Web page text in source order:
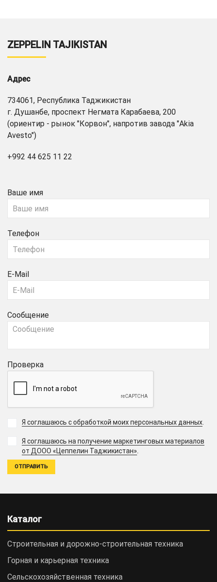
ZEPPELIN TAJIKISTAN
Адрес
734061, Республика Таджикистан
г. Душанбе, проспект Негмата Карабаева, 200
(ориентир - рынок "Корвон", напротив завода "Akia
Avesto")
+992 44 625 11 22
Ваше имя
Телефон
E-Mail
Сообщение
Проверка
Я соглашаюсь с обработкой моих персональных данных.
Я соглашаюсь на получение маркетинговых материалов
от ДООО «Цеппелин Таджикистан».
Каталог
Строительная и дорожно-cтроительная техника
Горная и карьерная техника
Сельскохозяйственная техника